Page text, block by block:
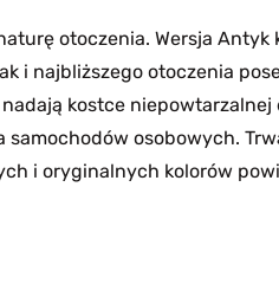
otoczenia. Wersja Antyk
i najbliższego otoczenia
kostce niepowtarzalnej
osobowych.
i oryginalnych kolorów